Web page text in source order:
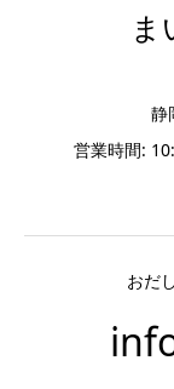
ま
静
営業時間:
おだ